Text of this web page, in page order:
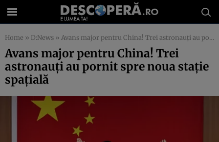
Home » D:News » Avans major pentru China! Trei astronauți au pornit spre noua stație spațială
Avans major pentru China! Trei
astronauți au pornit spre noua stație
spațială